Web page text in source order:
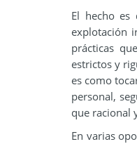
El hecho
explotación
prácticas
estrictos y
es como
personal,
que racional
En varias